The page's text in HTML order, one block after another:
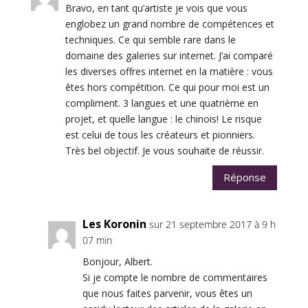
Bravo, en tant qu’artiste je vois que vous
englobez un grand nombre de compétences et
techniques. Ce qui semble rare dans le
domaine des galeries sur internet. J’ai comparé
les diverses offres internet en la matière : vous
êtes hors compétition. Ce qui pour moi est un
compliment. 3 langues et une quatrième en
projet, et quelle langue : le chinois! Le risque
est celui de tous les créateurs et pionniers.
Très bel objectif. Je vous souhaite de réussir.
Réponse
Les Koronin sur 21 septembre 2017 à 9 h
07 min
Bonjour, Albert.
Si je compte le nombre de commentaires
que nous faites parvenir, vous êtes un